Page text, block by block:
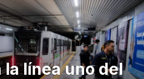
línea uno del